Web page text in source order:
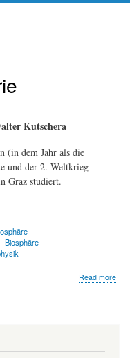
Kutschera
(in dem Jahr als die
und der 2. Weltkrieg
Graz studiert.
Biosphäre
Read more